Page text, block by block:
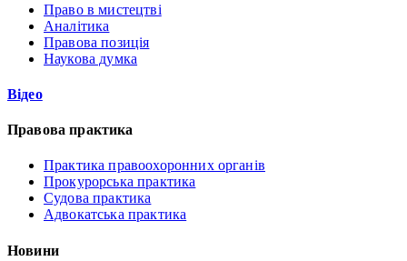
Право в мистецтві
Аналітика
Правова позиція
Наукова думка
Відео
Правова практика
Практика правоохоронних органів
Прокурорська практика
Судова практика
Адвокатська практика
Новини